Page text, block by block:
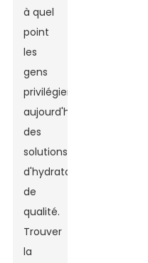
à quel
point
les
gens
privilégient
aujourd'hui
des
solutions
d'hydratation
de
qualité.
Trouver
la